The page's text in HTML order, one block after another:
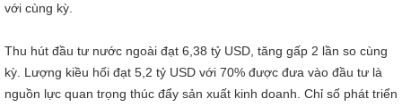
với cùng kỳ.
Thu hút đầu tư nước ngoài đạt 6,38 tỷ USD, tăng gấp 2 lần so cùng
kỳ. Lượng kiều hối đạt 5,2 tỷ USD với 70% được đưa vào đầu tư là
nguồn lực quan trọng thúc đẩy sản xuất kinh doanh. Chỉ số phát triển